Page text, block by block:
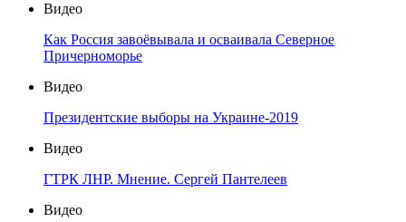
Видео
Как Россия завоёвывала и осваивала Северное
Причерноморье
Видео
Президентские выборы на Украине-2019
Видео
ГТРК ЛНР. Мнение. Сергей Пантелеев
Видео